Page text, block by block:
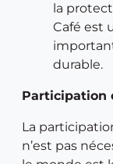
la
Café est
durable.
Participation
La
n’est pas